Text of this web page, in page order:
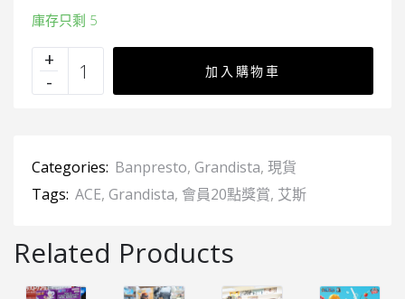
庫存只剩 5
加入購物車
Categories: Banpresto, Grandista, 現貨
Tags: ACE, Grandista, 會員20點獎賞, 艾斯
Related Products